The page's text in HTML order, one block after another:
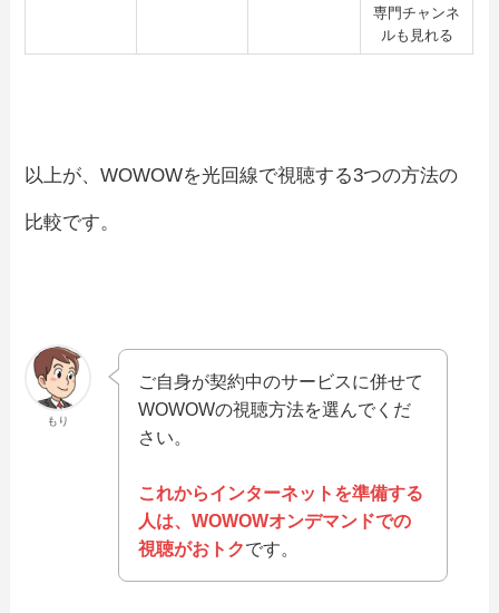
専門チャンネ
ルも見れる
以上が、WOWOWを光回線で視聴する3つの方法の
比較です。
もり
ご自身が契約中のサービスに併せて
WOWOWの視聴方法を選んでくだ
さい。
これからインターネットを準備する
人は、WOWOWオンデマンドでの
視聴がおトクです。